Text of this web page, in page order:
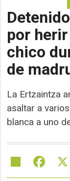
por
chico
de
La Ertzaintza
asaltar a
blanca a uno
Share